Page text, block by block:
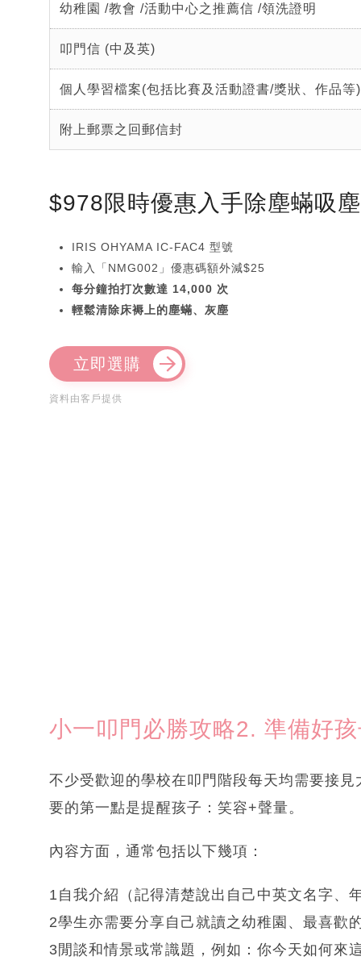
幼稚園 /教會 /活動中心之推薦信 /領洗證明
叩門信 (中及英)
個人學習檔案(包括比賽及活動證書/獎狀、作品等)
附上郵票之回郵信封
$978限時優惠入手除塵蟎吸
IRIS OHYAMA IC-FAC4 型號
輸入「NMG002」優惠碼額外減$25
每分鐘拍打次數達 14,000 次
輕鬆清除床褥上的塵蟎、灰塵
立即選購
資料由客戶提供
小一叩門必勝攻略2. 準備好
不少受歡迎的學校在叩門階段每天均需要接
要的第一點是提醒孩子：笑容+聲量。
內容方面，通常包括以下幾項：
1自我介紹（記得清楚說出自己中英文名字、
2學生亦需要分享自己就讀之幼稚園、最喜歡
3閒談和情景或常識題，例如：你今天如何來